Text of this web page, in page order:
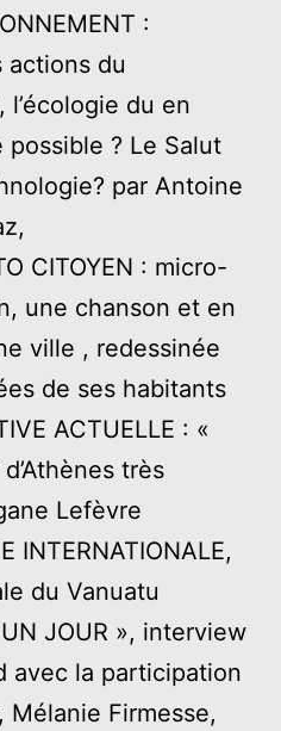
:
actions du
du en
? Le Salut
par Antoine
CITOYEN : micro-
une chanson et en
ville , redessinée
de ses habitants
ACTUELLE : «
très
Lefèvre
INTERNATIONALE,
du Vanuatu
JOUR », interview
avec la participation
Mélanie Firmesse,